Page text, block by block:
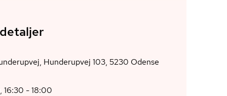
Hunderupvej 103, 5230 Odense
16:30 - 18:00